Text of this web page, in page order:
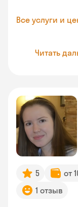
Все услуги и
Читать
5 от
1 отзыв